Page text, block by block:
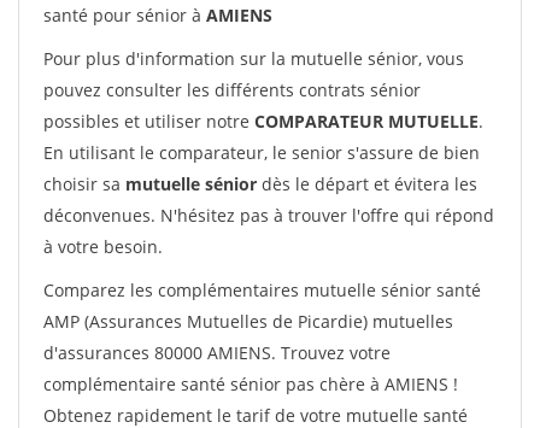
santé pour sénior à AMIENS
Pour plus d'information sur la mutuelle sénior, vous
pouvez consulter les différents contrats sénior
possibles et utiliser notre COMPARATEUR MUTUELLE.
En utilisant le comparateur, le senior s'assure de bien
choisir sa mutuelle sénior dès le départ et évitera les
déconvenues. N'hésitez pas à trouver l'offre qui répond
à votre besoin.
Comparez les complémentaires mutuelle sénior santé
AMP (Assurances Mutuelles de Picardie) mutuelles
d'assurances 80000 AMIENS. Trouvez votre
complémentaire santé sénior pas chère à AMIENS !
Obtenez rapidement le tarif de votre mutuelle santé